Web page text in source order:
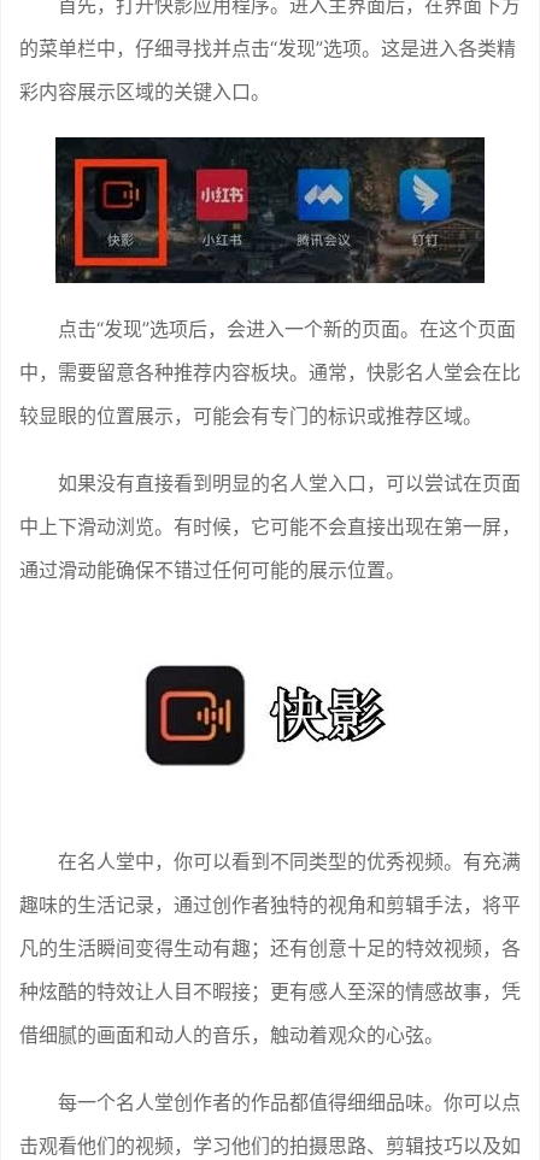
首先，打开快影应用程序。进入主界面后，在界面下方
的菜单栏中，仔细寻找并点击“发现”选项。这是进入各类精
彩内容展示区域的关键入口。
点击“发现”选项后，会进入一个新的页面。在这个页面
中，需要留意各种推荐内容板块。通常，快影名人堂会在比
较显眼的位置展示，可能会有专门的标识或推荐区域。
如果没有直接看到明显的名人堂入口，可以尝试在页面
中上下滑动浏览。有时候，它可能不会直接出现在第一屏，
通过滑动能确保不错过任何可能的展示位置。
在名人堂中，你可以看到不同类型的优秀视频。有充满
趣味的生活记录，通过创作者独特的视角和剪辑手法，将平
凡的生活瞬间变得生动有趣；还有创意十足的特效视频，各
种炫酷的特效让人目不暇接；更有感人至深的情感故事，凭
借细腻的画面和动人的音乐，触动着观众的心弦。
每一个名人堂创作者的作品都值得细细品味。你可以点
击观看他们的视频，学习他们的拍摄思路、剪辑技巧以及如